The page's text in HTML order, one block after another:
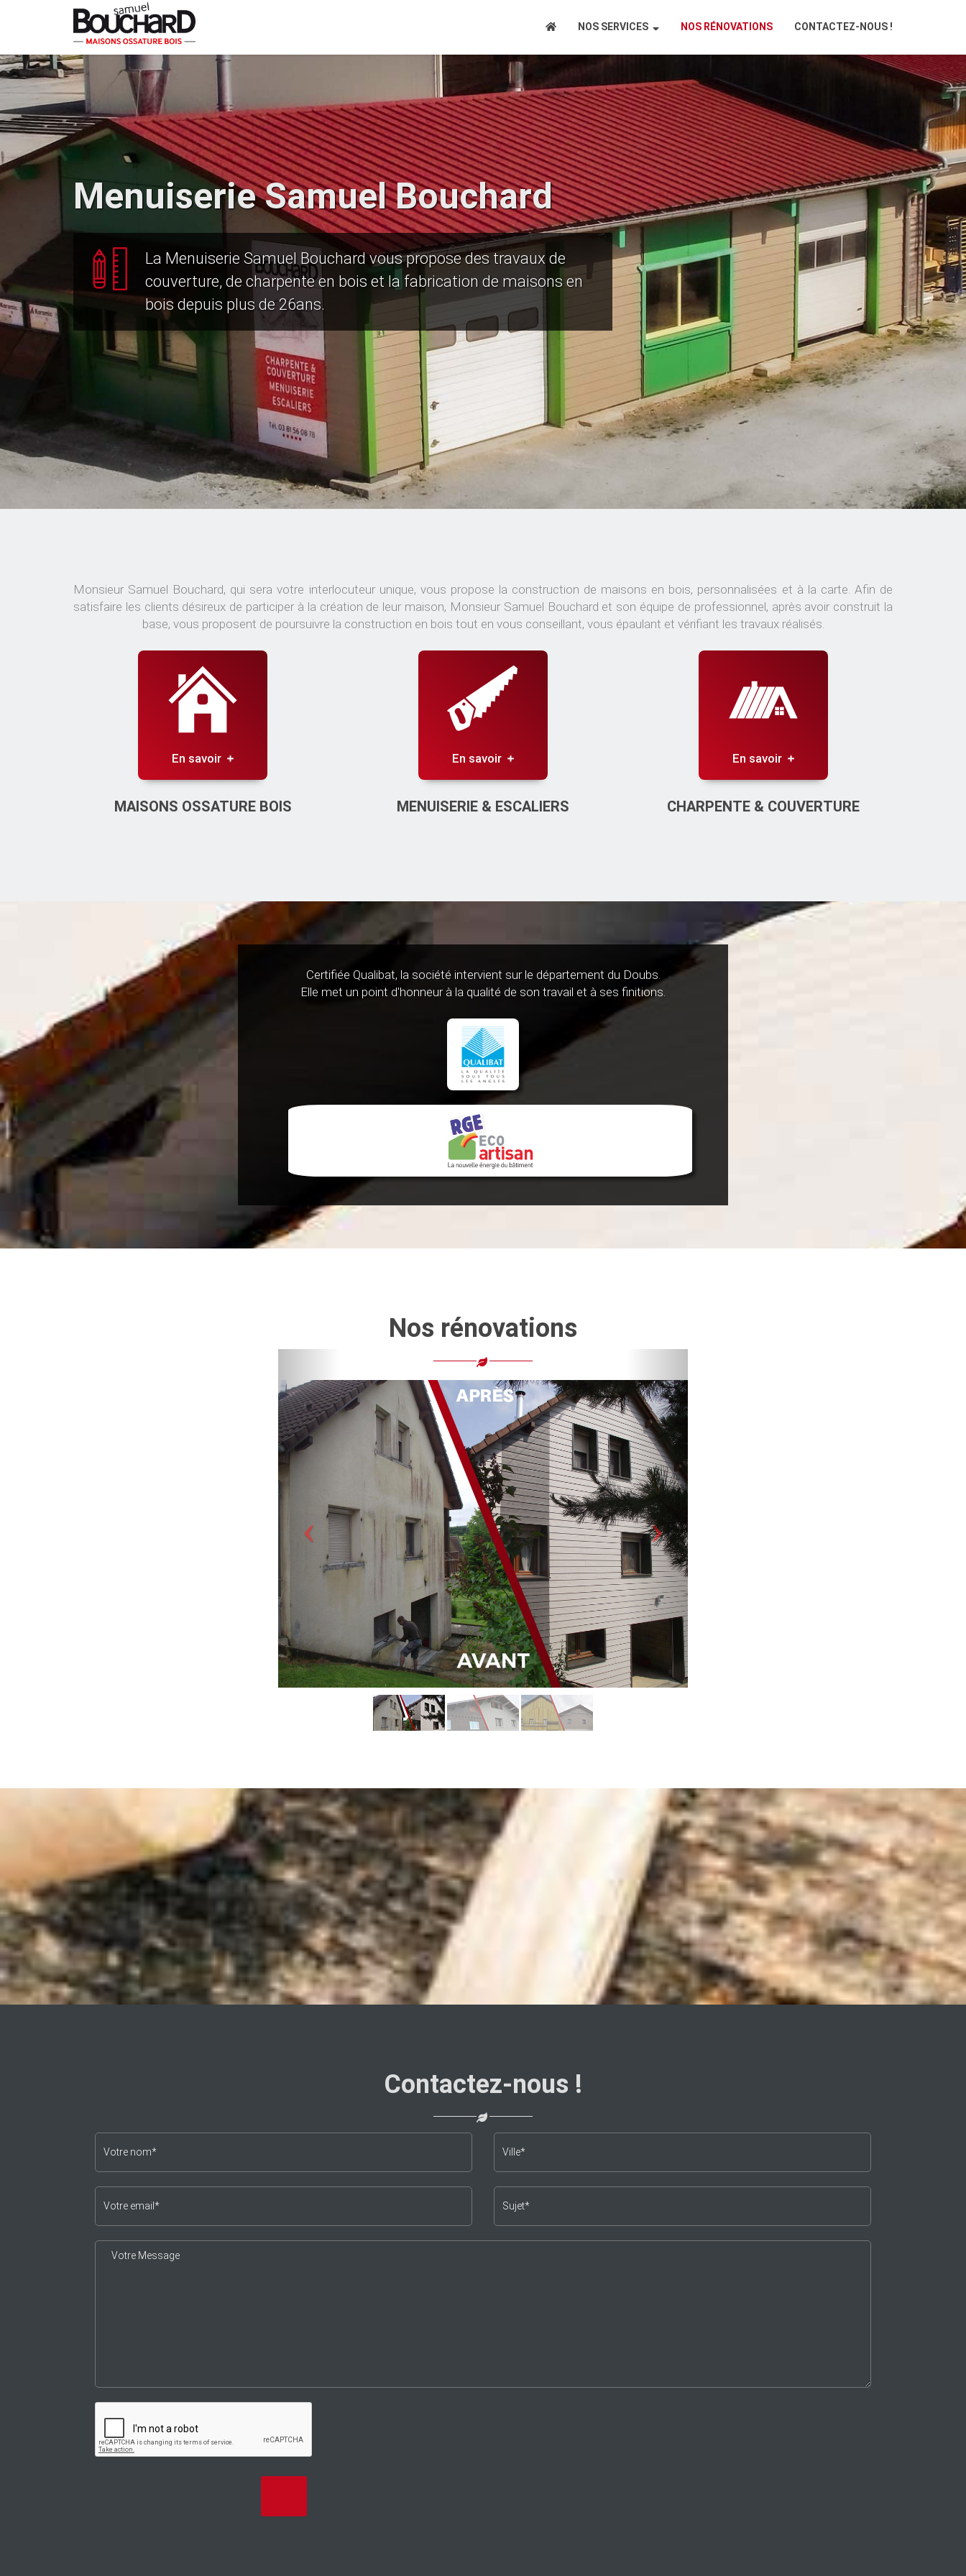
NOS SERVICES NOS RÉNOVATIONS CONTACTEZ-NOUS !
Menuiserie Samuel Bouchard
La Menuiserie Samuel Bouchard vous propose des travaux de
couverture, de charpente en bois et la fabrication de maisons en
bois depuis plus de 26ans.
Monsieur Samuel Bouchard, qui sera votre interlocuteur unique, vous propose la construction de maisons en bois, personnalisées et à la carte. Afin de
satisfaire les clients désireux de participer à la création de leur maison, Monsieur Samuel Bouchard et son équipe de professionnel, après avoir construit la
base, vous proposent de poursuivre la construction en bois tout en vous conseillant, vous épaulant et vérifiant les travaux réalisés.
En savoir
MAISONS OSSATURE BOIS
En savoir
MENUISERIE & ESCALIERS
En savoir
CHARPENTE & COUVERTURE
Certifiée Qualibat, la société intervient sur le département du Doubs.
Elle met un point d'honneur à la qualité de son travail et à ses finitions.
Nos rénovations
Contactez-nous !